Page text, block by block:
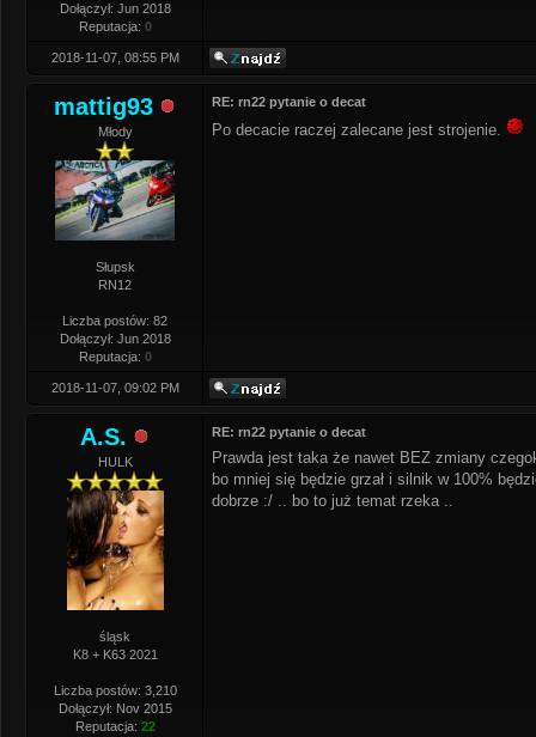
Dołączył: Jun 2018
Reputacja: 0
2018-11-07, 08:55 PM
mattig93
Młody
Słupsk
RN12
Liczba postów: 82
Dołączył: Jun 2018
Reputacja: 0
RE: rn22 pytanie o decat
Po decacie raczej zalecane jest strojenie.
2018-11-07, 09:02 PM
A.S.
HULK
śląsk
K8 + K63 2021
Liczba postów: 3,210
Dołączył: Nov 2015
Reputacja: 22
RE: rn22 pytanie o decat
Prawda jest taka że nawet BEZ zmiany
bo mniej się będzie grzał i silnik w 100%
dobrze :/ .. bo to już temat rzeka ..